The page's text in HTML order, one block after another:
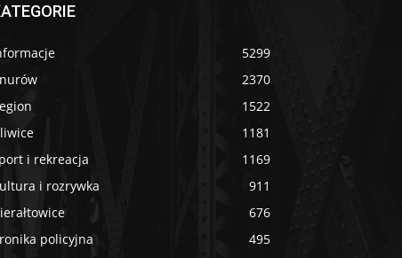
5299
2370
1522
1181
i rekreacja
1169
i rozrywka
911
676
policyjna
495